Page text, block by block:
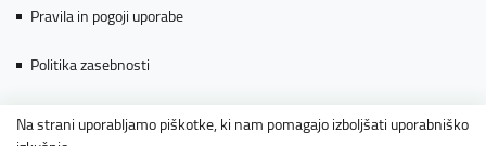
Na strani uporabljamo piškotke, ki nam pomagajo izboljšati uporabniško
Pravila in pogoji uporabe
Politika zasebnosti
Piškotki